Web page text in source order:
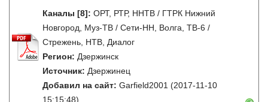
Каналы [8]: ОРТ, РТР, ННТВ / ГТРК Нижний
Новгород, Муз-ТВ / Сети-НН, Волга, ТВ-6 /
Стрежень, НТВ, Диалог
Регион: Дзержинск
Источник: Дзержинец
Добавил на сайт: Garfield2001 (2017-11-10
15:15:48)